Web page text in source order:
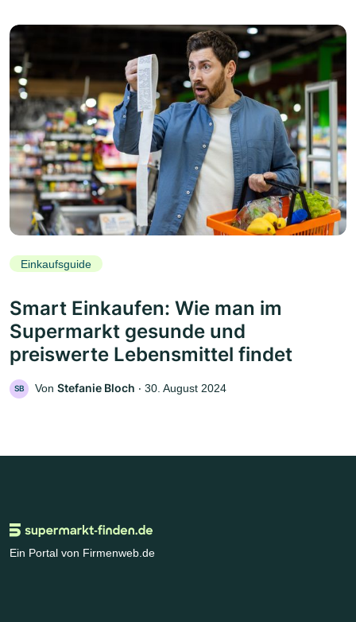
Einkaufsguide
Smart Einkaufen: Wie man im
Supermarkt gesunde und
preiswerte Lebensmittel findet
SB Von Stefanie Bloch ‧ 30. August 2024
Ein Portal von Firmenweb.de